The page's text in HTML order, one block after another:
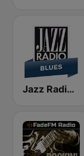
Jazz Radio Blues